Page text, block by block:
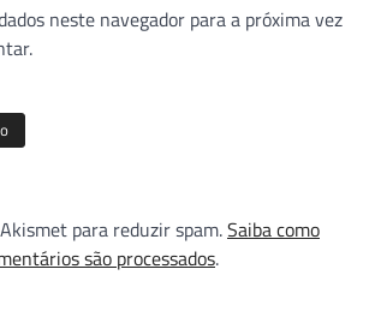
neste navegador para a próxima vez
para reduzir spam.Saiba como
são processados.